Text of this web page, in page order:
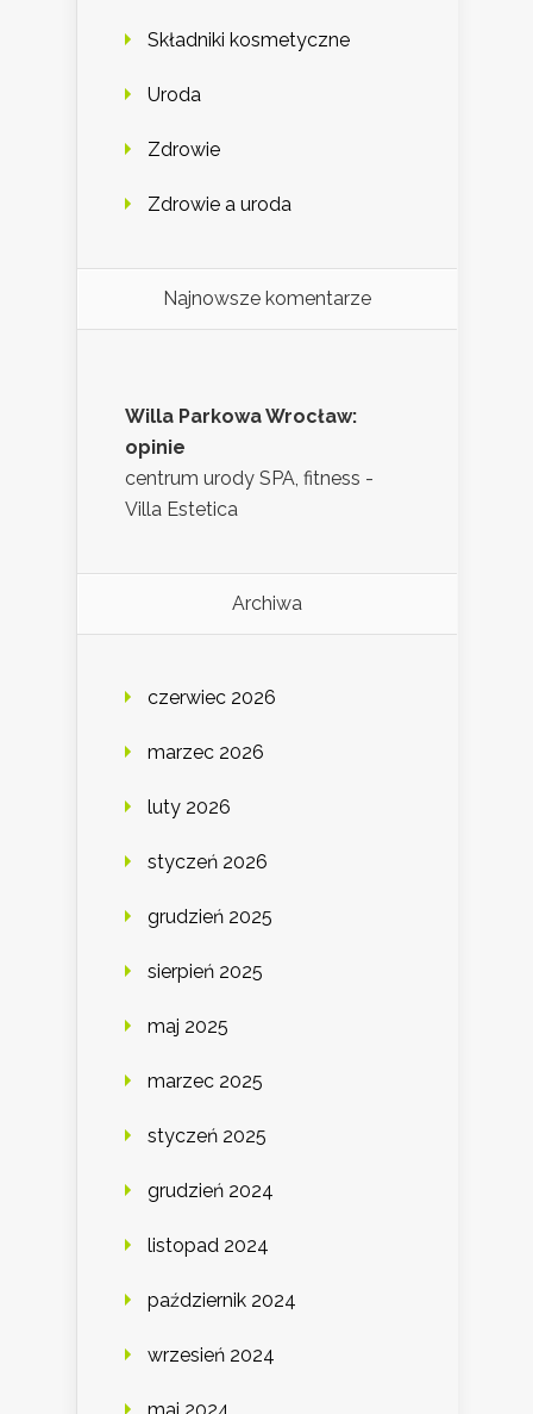
Składniki kosmetyczne
Uroda
Zdrowie
Zdrowie a uroda
Najnowsze komentarze
Willa Parkowa Wrocław:
opinie
centrum urody SPA, fitness -
Villa Estetica
Archiwa
czerwiec 2026
marzec 2026
luty 2026
styczeń 2026
grudzień 2025
sierpień 2025
maj 2025
marzec 2025
styczeń 2025
grudzień 2024
listopad 2024
październik 2024
wrzesień 2024
maj 2024